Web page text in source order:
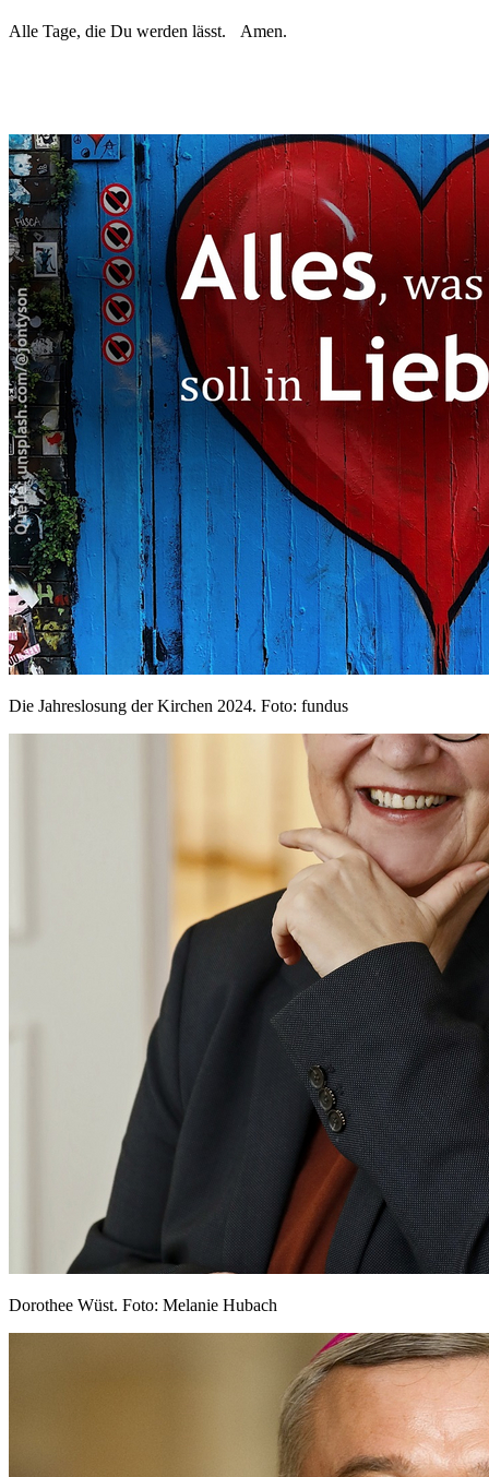
Alle Tage, die Du werden lässt. Amen.
Die Jahreslosung der Kirchen 2024. Foto: fundus
Dorothee Wüst. Foto: Melanie Hubach